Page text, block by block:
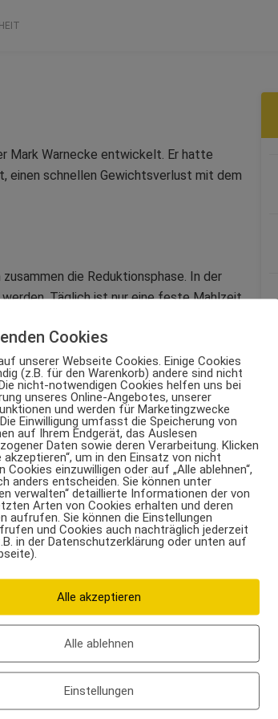
Mark Warnecke entwickelt. Er hatte
einen schnellen Gewichtsverlust mit dem
die Reduktionsphase. In der
Täglich ist nur eine feste Mahlzeit
werden. So ist eine wöchentliche
der Mark Warnecke Diätfolgt die
durch das von Warnecke
Pulver. Die Aminosäuren sollen vor
verhindern. Auch jetzt sollte auf
beim Übergang zur normalen
werden vor sportlichen Aktivitäten
abnehmen müssen, jedoch den
dass Wert auf eine gesunde Ernährung
ist dies besonders zu Beginn nur
Cookies
unserer Webseite Cookies. Einige Cookies
(z.B. für den Warenkorb) andere sind nicht
nicht-notwendigen Cookies helfen uns bei
unseres Online-Angebotes, unserer
und werden für Marketingzwecke
Einwilligung umfasst die Speicherung von
auf Ihrem Endgerät, das Auslesen
Daten sowie deren Verarbeitung. Klicken
akzeptieren“, um in den Einsatz von nicht
Cookies einzuwilligen oder auf „Alle ablehnen“,
anders entscheiden. Sie können unter
verwalten“ detaillierte Informationen der von
Arten von Cookies erhalten und deren
aufrufen. Sie können die Einstellungen
und Cookies auch nachträglich jederzeit
in der Datenschutzerklärung oder unten auf
Alle akzeptieren
Alle ablehnen
Einstellungen